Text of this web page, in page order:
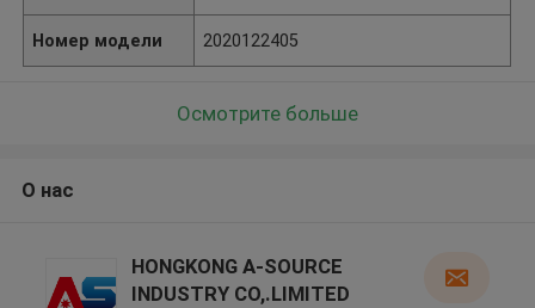
Номер модели 2020122405
Осмотрите больше
О нас
HONGKONG A-SOURCE
INDUSTRY CO,.LIMITED